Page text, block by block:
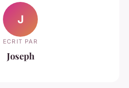
J
ECRIT PAR
Joseph